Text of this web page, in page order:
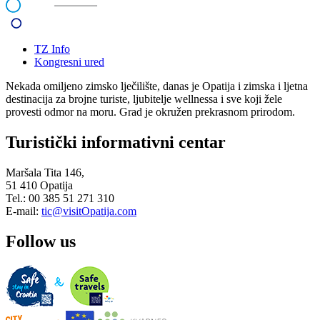
TZ Info
Kongresni ured
Nekada omiljeno zimsko lječilište, danas je Opatija i zimska i ljetna
destinacija za brojne turiste, ljubitelje wellnessa i sve koji žele
provesti odmor na moru. Grad je okružen prekrasnom prirodom.
Turistički informativni centar
Maršala Tita 146,
51 410 Opatija
Tel.: 00 385 51 271 310
E-mail: tic@visitOpatija.com
Follow us